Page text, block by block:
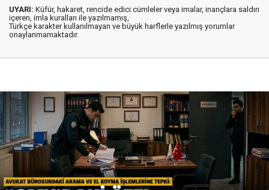
UYARI: Küfür, hakaret, rencide edici cümleler veya imalar, inançlara saldırı
içeren, imla kuralları ile yazılmamış,
Türkçe karakter kullanılmayan ve büyük harflerle yazılmış yorumlar
onaylanmamaktadır.